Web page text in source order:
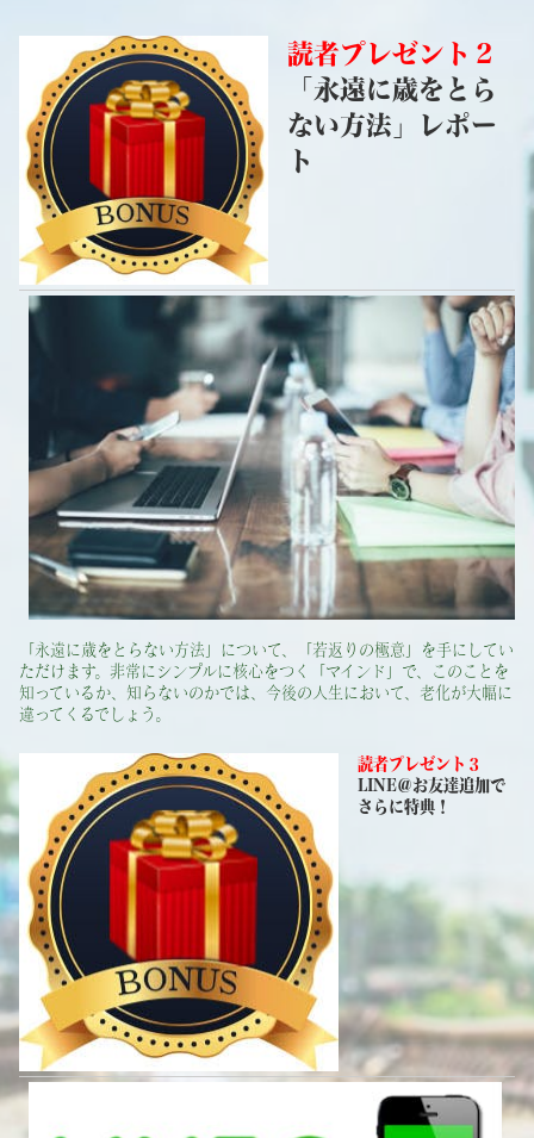
読者プレゼント２
「永遠に歳をとら
ない方法」レポー
ト
「永遠に歳をとらない方法」について、「若返りの極意」を手にしてい
ただけます。非常にシンプルに核心をつく「マインド」で、このことを
知っているか、知らないのかでは、今後の人生において、老化が大幅に
違ってくるでしょう。
読者プレゼント３
LINE＠お友達追加で
さらに特典！